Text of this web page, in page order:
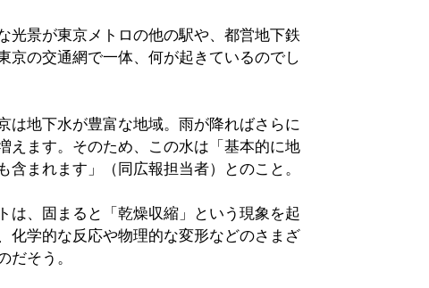
光景が東京メトロの他の駅や、都営地下鉄
京の交通網で一体、何が起きているのでし
は地下水が豊富な地域。雨が降ればさらに
えます。そのため、この水は「基本的に地
まれます」（同広報担当者）とのこと。
は、固まると「乾燥収縮」という現象を起
化学的な反応や物理的な変形などのさまざ
だそう。